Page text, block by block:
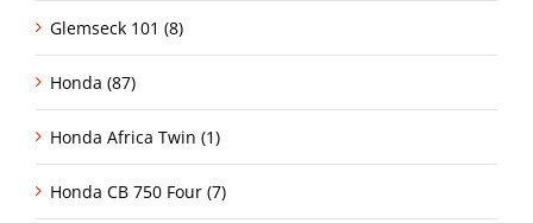
Glemseck 101 (8)
Honda (87)
Honda Africa Twin (1)
Honda CB 750 Four (7)